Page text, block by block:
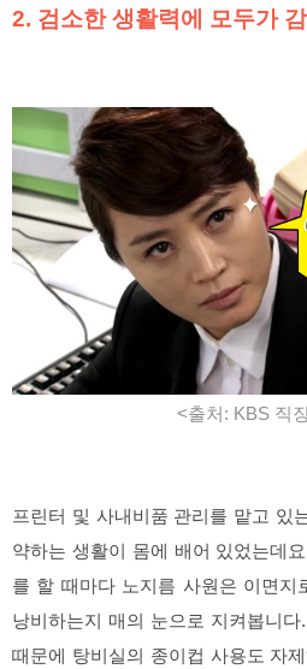
2. 검소한 생활력에 모두가 감
<출처: KBS 직
프린터 및 사내비품 관리를 맡고 있
약하는 생활이 몸에 배어 있었는데
를 할 때마다 노지름 사원은 이면지
낭비하는지 매의 눈으로 지켜봅니
때문에 탕비실의 종이컵 사용도 자